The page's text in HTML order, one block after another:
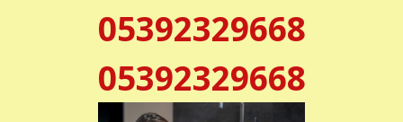
05392329668
05392329668